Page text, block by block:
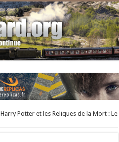
Harry Potter et les Reliques de la Mort : Le